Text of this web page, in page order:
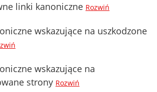
linki kanoniczne Rozwiń
wskazujące na uszkodzone
wskazujące na
strony Rozwiń